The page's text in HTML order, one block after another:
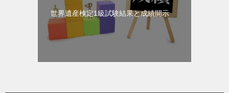
世界遺産検定1級試験結果と成績開示